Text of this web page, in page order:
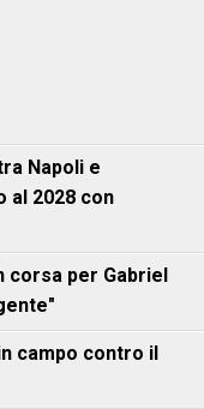
Napoli e
al 2028 con
corsa per Gabriel
campo contro il